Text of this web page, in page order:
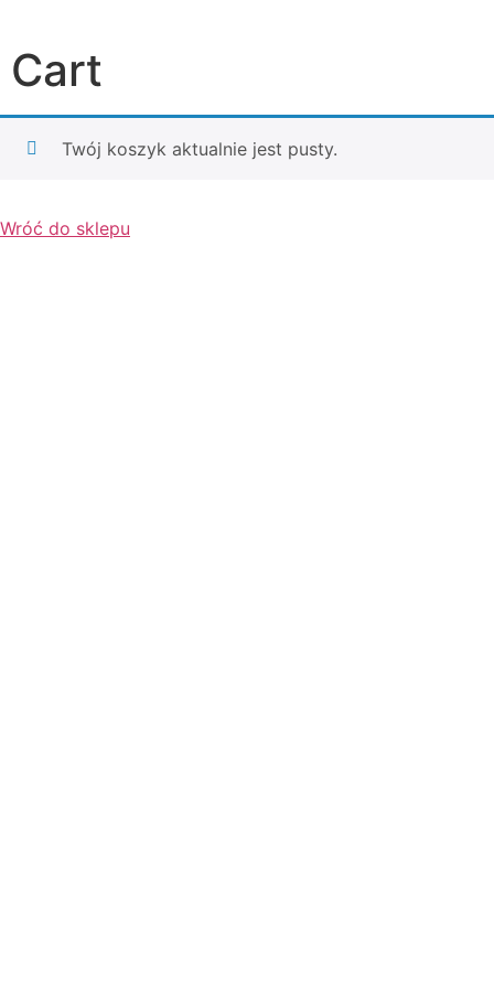
Cart
Twój koszyk aktualnie jest pusty.
Wróć do sklepu